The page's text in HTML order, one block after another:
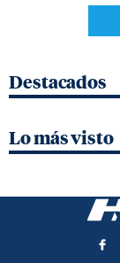
Destacados
Lo más visto